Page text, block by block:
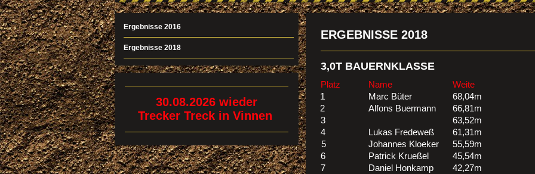
ERGEBNISSE 2018
3,0T BAUERNKLASSE
Platz Name
Weite
1
Marc Büter
68,04m
2
Alfons Buermann
66,81m
3
63,52m
4
Lukas Fredeweß
61,31m
5
Johannes Kloeker
55,59m
6
Patrick Krueßel
45,54m
7
Daniel Honkamp
42,27m
Ergebnisse 2016
Ergebnisse 2018
30.08.2026 wieder
Trecker Treck in Vinnen